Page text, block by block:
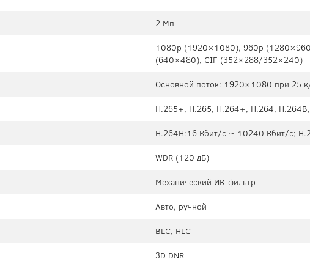
2 Мп
1080p (1920×1080), 960p
(640×480), CIF (352×288/352×240)
Основной поток: 1920×1080 при 25
H.265+, H.265, H.264+, H.264,
H.264H:16 Кбит/с ~ 10240 Кбит/с;
WDR (120 дБ)
Механический ИК-фильтр
Авто, ручной
BLC, HLC
3D DNR